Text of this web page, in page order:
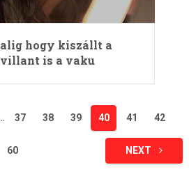
alig hogy kiszállt a
is a vaku
37 38 39 40 41 42
60 NEXT